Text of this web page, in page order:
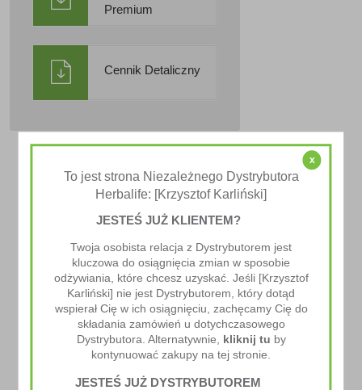
Premium
Cennik Detaliczny
x
To jest strona Niezależnego Dystrybutora
Herbalife: [Krzysztof Karliński]
JESTEŚ JUŻ KLIENTEM?
Twoja osobista relacja z Dystrybutorem jest
kluczowa do osiągnięcia zmian w sposobie
odżywiania, które chcesz uzyskać. Jeśli [Krzysztof
Karliński] nie jest Dystrybutorem, który dotąd
wspierał Cię w ich osiągnięciu, zachęcamy Cię do
składania zamówień u dotychczasowego
Dystrybutora. Alternatywnie, kliknij tu by
kontynuować zakupy na tej stronie.
JESTEŚ JUŻ DYSTRYBUTOREM